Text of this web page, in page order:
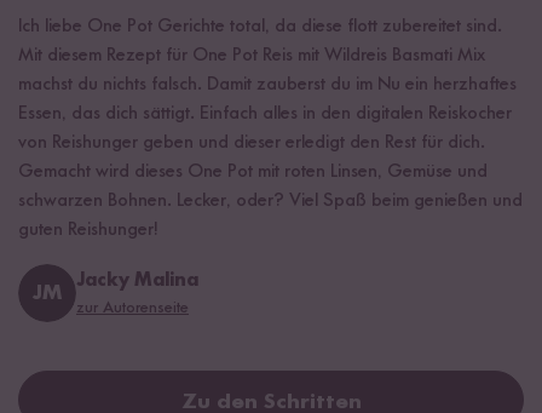
Ich liebe One Pot Gerichte total, da diese flott zubereitet sind.
Mit diesem Rezept für One Pot Reis mit Wildreis Basmati Mix
machst du nichts falsch. Damit zauberst du im Nu ein herzhaftes
Essen, das dich sättigt. Einfach alles in den digitalen Reiskocher
von Reishunger geben und dieser erledigt den Rest für dich.
Gemacht wird dieses One Pot mit roten Linsen, Gemüse und
schwarzen Bohnen. Lecker, oder? Viel Spaß beim genießen und
guten Reishunger!
JM
Jacky Malina
zur Autorenseite
Zu den Schritten